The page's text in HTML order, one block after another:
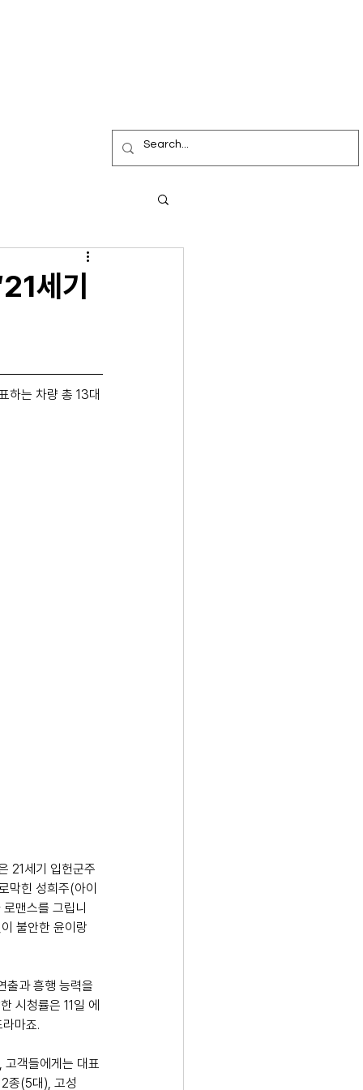
세기
하는 차량 총 13대
21세기 입헌군주
막힌 성희주(아이
맨스를 그립니
불안한 윤이랑
출과 흥행 능력을
시청률은 11일 에
마죠.
고객들에게는 대표
종(5대), 고성